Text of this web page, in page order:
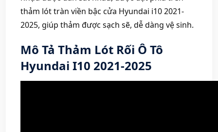
thảm lót tràn viền bậc cửa Hyundai i10 2021-
2025, giúp thảm được sạch sẽ, dễ dàng vệ sinh.
Mô Tả Thảm Lót Rối Ô Tô
Hyundai I10 2021-2025